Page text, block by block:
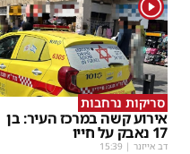
סריקות נרחבות
אירוע קשה במרכז העיר: בן
17 נאבק על חייו
דב אייזנר |
15:39